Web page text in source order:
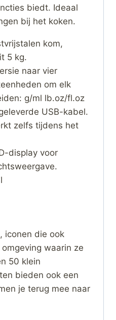
biedt. Ideaal
bij het koken.
kom,
5 kg.
naar vier
om elk
g/ml lb.oz/fl.oz
USB-kabel.
zelfs tijdens het
display voor
iconen die ook
waarin ze
50 klein
bieden ook een
je terug mee naar